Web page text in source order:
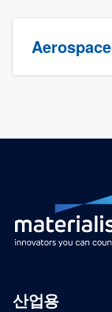
Aerospace
산업용